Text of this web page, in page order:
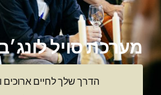
מערכת סויל
הדרך שלך לחיים ארוכים